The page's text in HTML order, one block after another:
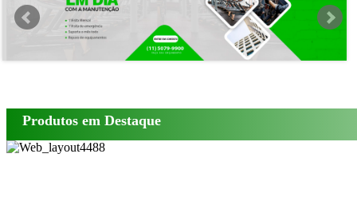
Produtos em Destaque